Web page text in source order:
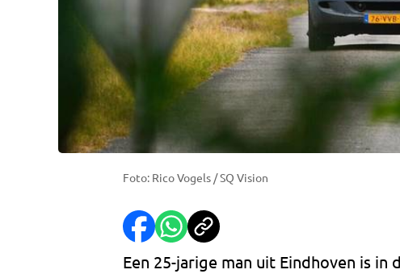
Foto: Rico Vogels / SQ Vision
Een 25-jarige man uit Eindhoven is in